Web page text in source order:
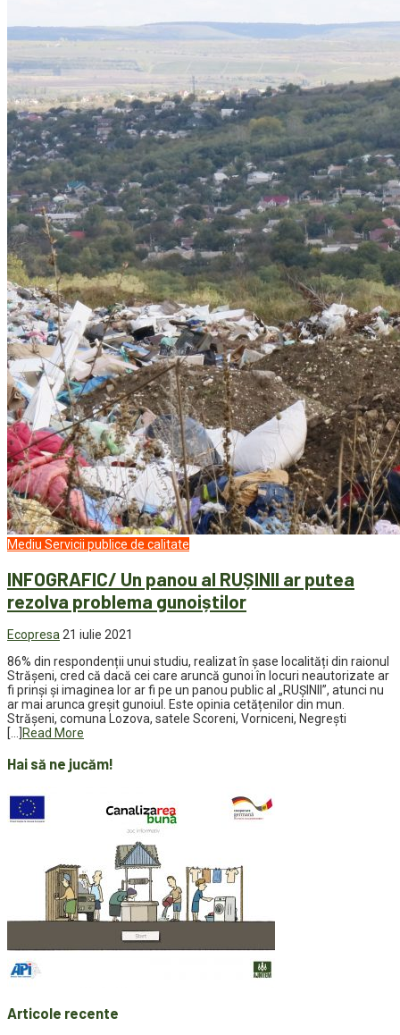
Mediu Servicii publice de calitate
INFOGRAFIC/ Un panou al RUȘINII ar putea
rezolva problema gunoiștilor
Ecopresa21 iulie 2021
86% din respondenții unui studiu, realizat în șase localități din raionul
Strășeni, cred că dacă cei care aruncă gunoi în locuri neautorizate ar
fi prinși și imaginea lor ar fi pe un panou public al „RUȘINII”, atunci nu
ar mai arunca greșit gunoiul. Este opinia cetățenilor din mun.
Strășeni, comuna Lozova, satele Scoreni, Vorniceni, Negrești
[…] Read More
Hai să ne jucăm!
Articole recente